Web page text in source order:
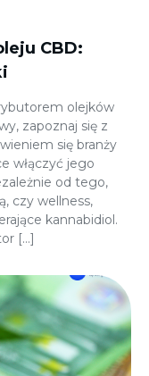
CBD:
olejków
zapoznaj się z
się branży
włączyć jego
od tego,
czy wellness,
kannabidiol.
[…]